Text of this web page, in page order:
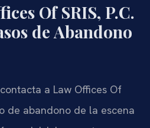
Of SRIS, P.C.
de Abandono
a Law Offices Of
de abandono de la escena